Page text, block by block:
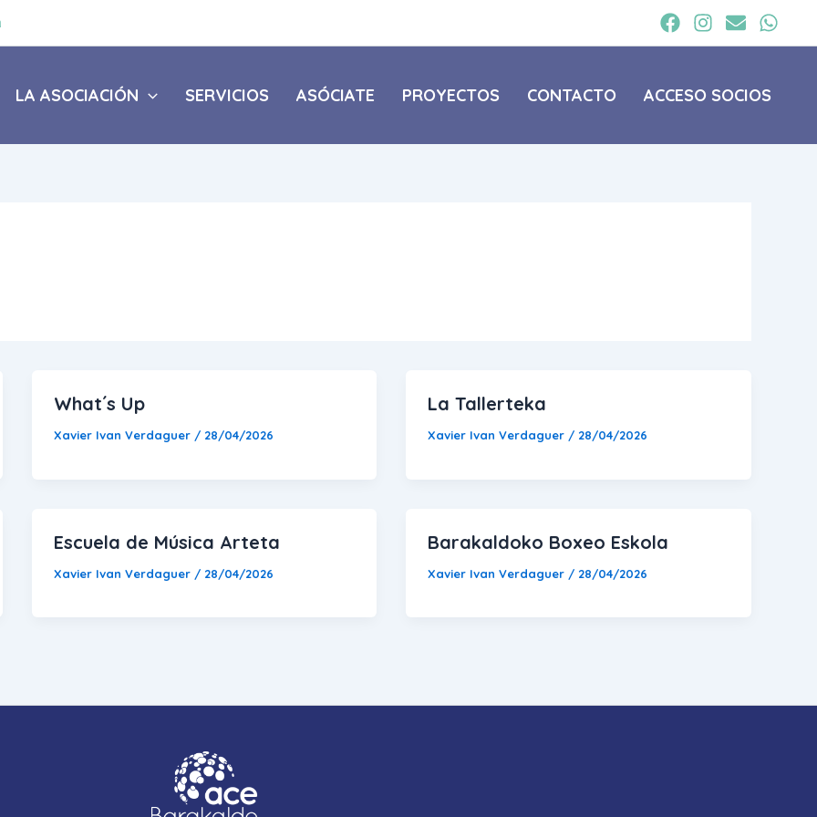
LA ASOCIACIÓN SERVICIOS ASÓCIATE PROYECTOS CONTACTO ACCESO SOCIOS
What´s Up
Xavier Ivan Verdaguer / 28/04/2026
La Tallerteka
Xavier Ivan Verdaguer / 28/04/2026
Escuela de Música Arteta
Xavier Ivan Verdaguer / 28/04/2026
Barakaldoko Boxeo Eskola
Xavier Ivan Verdaguer / 28/04/2026